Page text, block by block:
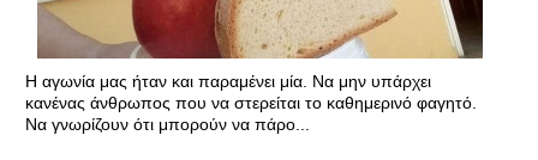
Η αγωνία μας ήταν και παραμένει μία. Να μην υπάρχει
κανένας άνθρωπος που να στερείται το καθημερινό φαγητό.
Να γνωρίζουν ότι μπορούν να πάρο...